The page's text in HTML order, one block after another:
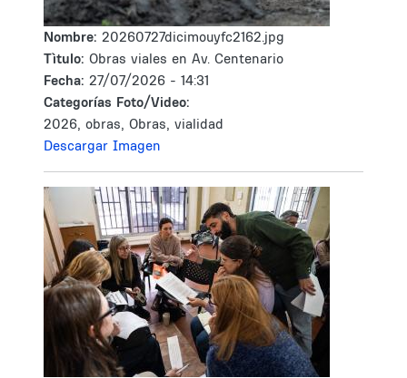
Nombre: 20260727dicimouyfc2162.jpg
Tìtulo: Obras viales en Av. Centenario
Fecha: 27/07/2026 - 14:31
Categorías Foto/Video:
2026, obras, Obras, vialidad
Descargar Imagen